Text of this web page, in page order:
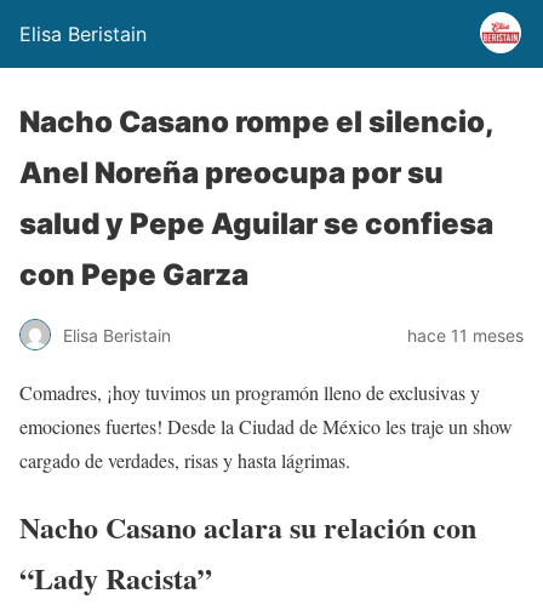
Elisa Beristain
Nacho Casano rompe el silencio,
Anel Noreña preocupa por su
salud y Pepe Aguilar se confiesa
con Pepe Garza
Elisa Beristain hace 11 meses
Comadres, ¡hoy tuvimos un programón lleno de exclusivas y
emociones fuertes! Desde la Ciudad de México les traje un show
cargado de verdades, risas y hasta lágrimas.
Nacho Casano aclara su relación con
“Lady Racista”